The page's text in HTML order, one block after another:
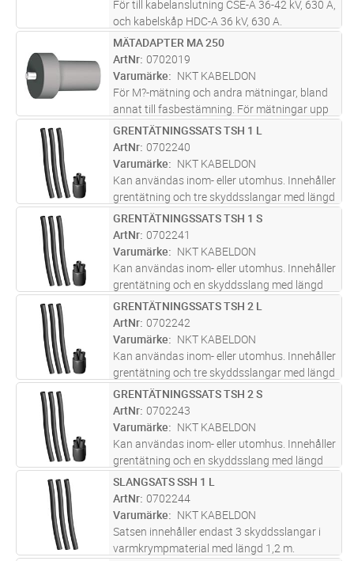
För till kabelanslutning CSE-A 36-42 kV, 630 A,
och kabelskåp HDC-A 36 kV, 630 A.
ST Lägg i kundvagn
MÄTADAPTER MA 250
ArtNr 0702019
Varumärke
NKT KABELDON
För M?-mätning och andra mätningar, bland
annat till fasbestämning. För mätningar upp
till 5 kV DC, 250 A.
ST Lägg i kundvagn
GRENTÄTNINGSSATS TSH 1 L
ArtNr 0702240
Varumärke
NKT KABELDON
Kan användas inom- eller utomhus. Innehåller
grentätning och tre skyddsslangar med längd
1,2 m. Grentätning och skyddsslangar i
varmkrympmaterial, najtråd för mekanisk
förstärkning av grenen samt jor
ST Lägg i kundvagn
GRENTÄTNINGSSATS TSH 1 S
ArtNr 0702241
Varumärke
NKT KABELDON
Kan användas inom- eller utomhus. Innehåller
grentätning och en skyddsslang med längd
0,4 m. Grentätning och skyddsslang i
varmkrympmaterial, najtråd för mekanisk
förstärkning av grenen samt jordtråd
mer
ST Lägg i kundvagn
GRENTÄTNINGSSATS TSH 2 L
ArtNr 0702242
Varumärke
NKT KABELDON
Kan användas inom- eller utomhus. Innehåller
grentätning och tre skyddsslangar med längd
1,2 m. Grentätning och skyddsslangar i
varmkrympmaterial, najtråd för mekanisk
förstärkning av grenen samt jor
ST Lägg i kundvagn
GRENTÄTNINGSSATS TSH 2 S
ArtNr 0702243
Varumärke
NKT KABELDON
Kan användas inom- eller utomhus. Innehåller
grentätning och en skyddsslang med längd
0,4 m. Grentätning och skyddsslang i
varmkrympmaterial, najtråd för mekanisk
förstärkning av grenen samt jordtråd
mer
ST Lägg i kundvagn
SLANGSATS SSH 1 L
ArtNr 0702244
Varumärke
NKT KABELDON
Satsen innehåller endast 3 skyddsslangar i
varmkrympmaterial med längd 1,2 m.